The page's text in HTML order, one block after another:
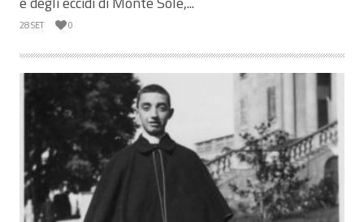
28 SET 0